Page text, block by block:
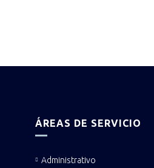
ÁREAS DE SERVICIO
Administrativo